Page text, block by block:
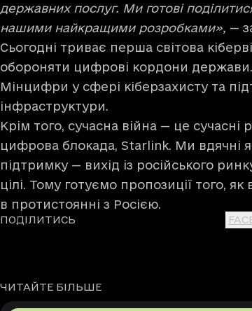
державних послуг. Ми готові
нашими найкращими розробками», —
Сьогодні триває перша світова
обороняти цифрові кордони держави.
Мінцифри у сфері кіберзахисту та
інфраструктури.
Крім того, сучасна війна — це
цифрова блокада, Starlink. Ми вдячні
підтримку — вихід із російського
цілі. Тому готуємо пропозиції того,
в протистоянні з Росією.
ПОДІЛИТИСЬ
ЧИТАЙТЕ БІЛЬШЕ